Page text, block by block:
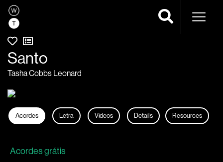
Santo
Tasha Cobbs Leonard
Acordes Letra Videos Details Resources
Acordes grátis